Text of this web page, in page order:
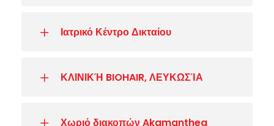
Ιατρικό Κέντρο Δικταίου
ΚΛΙΝΙΚΉ BIOHAIR, ΛΕΥΚΩΣΊΑ
Χωριό διακοπών Akamanthea